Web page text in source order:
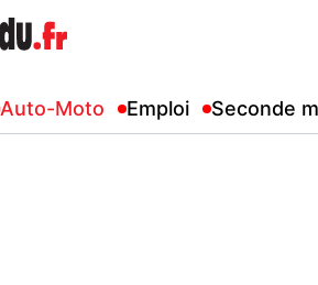
Auto-Moto Emploi Seconde